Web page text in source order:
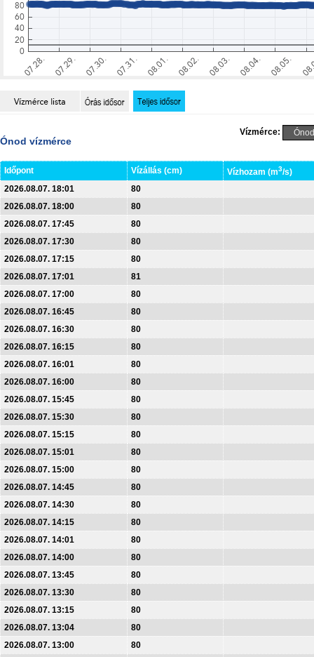
Vízmérce:
Ónod vízmérce
Időpont Vízállás (cm) Vízhozam (m3/s)
2026.08.07. 18:01
80
2026.08.07. 18:00
80
2026.08.07. 17:45
80
2026.08.07. 17:30
80
2026.08.07. 17:15
80
2026.08.07. 17:01
81
2026.08.07. 17:00
80
2026.08.07. 16:45
80
2026.08.07. 16:30
80
2026.08.07. 16:15
80
2026.08.07. 16:01
80
2026.08.07. 16:00
80
2026.08.07. 15:45
80
2026.08.07. 15:30
80
2026.08.07. 15:15
80
2026.08.07. 15:01
80
2026.08.07. 15:00
80
2026.08.07. 14:45
80
2026.08.07. 14:30
80
2026.08.07. 14:15
80
2026.08.07. 14:01
80
2026.08.07. 14:00
80
2026.08.07. 13:45
80
2026.08.07. 13:30
80
2026.08.07. 13:15
80
2026.08.07. 13:04
80
2026.08.07. 13:00
80